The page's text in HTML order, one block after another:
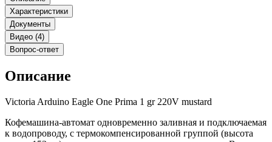
Характеристики
Документы
Видео (4)
Вопрос-ответ
Описание
Victoria Arduino Eagle One Prima 1 gr 220V mustard
Кофемашина-автомат одновременно заливная и подключаемая
к водопроводу, с термокомпенсированной группой (высота